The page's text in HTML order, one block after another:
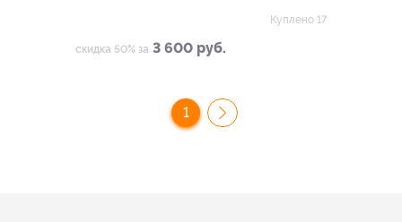
скидка 50% за 3 600 руб.
Куплено 17
1